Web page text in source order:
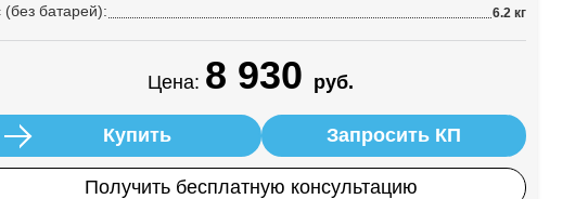
(без батарей): 6.2 кг
Цена: 8 930 руб.
Купить Запросить КП
Получить бесплатную консультацию